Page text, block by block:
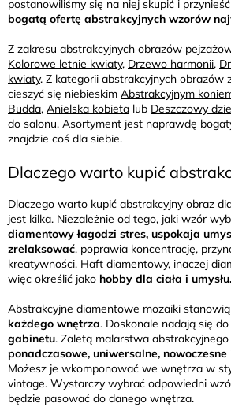
postanowiliśmy się na niej skupić i
bogatą ofertę abstrakcyjnych wzorów
Z zakresu abstrakcyjnych obrazów
Kolorowe letnie kwiaty, Drzewo harmonii,
kwiaty. Z kategorii abstrakcyjnych obrazów
cieszyć się niebieskim Abstrakcyjnym
Budda, Anielska kobieta lub Deszczowy
do salonu. Asortyment jest naprawdę
znajdzie coś dla siebie.
Dlaczego warto kupić
Dlaczego warto kupić abstrakcyjny obraz
jest kilka. Niezależnie od tego, jaki wzór
diamentowy łagodzi stres, uspokaja
zrelaksować, poprawia koncentrację,
kreatywności. Haft diamentowy, inaczej
więc określić jako hobby dla ciała i umysłu.
Abstrakcyjne diamentowe mozaiki stanowią
każdego wnętrza. Doskonale nadają się do
gabinetu. Zaletą malarstwa
ponadczasowe, uniwersalne, nowoczesne
Możesz je wkomponować we wnętrza w
vintage. Wystarczy wybrać odpowiedni
będzie pasować do danego wnętrza.